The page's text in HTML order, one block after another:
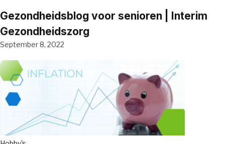
Gezondheidsblog voor senioren | Interim
Gezondheidszorg
September 8, 2022